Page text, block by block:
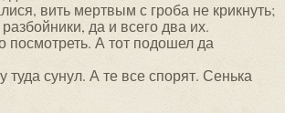
вить мертвым с гроба не крикнуть;
да и всего два их.
посмотреть. А тот подошел да
туда сунул. А те все спорят. Сенька